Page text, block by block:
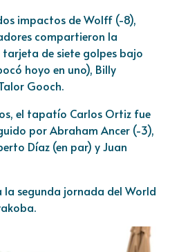
impactos de Wolff (-8),
compartieron la
de siete golpes bajo
hoyo en uno), Billy
Gooch.
el tapatío Carlos Ortiz fue
por Abraham Ancer (-3),
Díaz (en par) y Juan
la segunda jornada del World